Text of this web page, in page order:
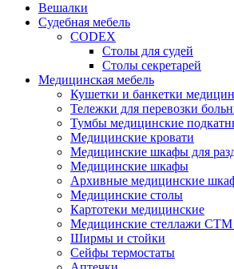
Вешалки
Судебная мебель
CODEX
Столы для судей
Столы секретарей
Медицинская мебель
Кушетки и банкетки
Тележки для перевозки
Тумбы медицинские
Медицинские кровати
Медицинские шкафы для
Медицинские шкафы
Архивные медицинские
Медицинские столы
Картотеки медицинские
Медицинские стеллажи
Ширмы и стойки
Сейфы термостаты